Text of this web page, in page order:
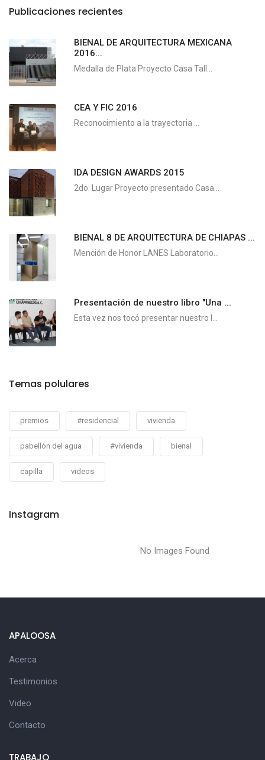
Publicaciones recientes
BIENAL DE ARQUITECTURA MEXICANA
2016...
Medalla de Plata Proyecto Casa Tall...
CEA Y FIC 2016
Reconocimiento a la trayectoria ...
IDA DESIGN AWARDS 2015
2do. Lugar Proyecto presentado Casa...
BIENAL 8 DE ARQUITECTURA DE CHIAPAS ...
Mención de Honor LANES Laboratorio...
Presentación de nuestro libro "Una ...
Esta vez nos tocó presentar nuestro l...
Temas polulares
premios #residencial vivienda
pabellón del agua #vivienda bienal
capilla videos
Instagram
No Images Found
APALOOSA
Acerca
Testimonios
Video
Contacto
TRABAJO